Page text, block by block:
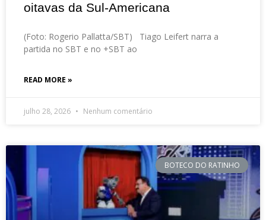
oitavas da Sul-Americana
(Foto: Rogerio Pallatta/SBT) Tiago Leifert narra a
partida no SBT e no +SBT ao
READ MORE »
julho 28, 2026 Nenhum comentário
BOTECO DO RATINHO